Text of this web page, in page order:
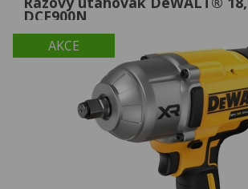
AKCE
DCF900N